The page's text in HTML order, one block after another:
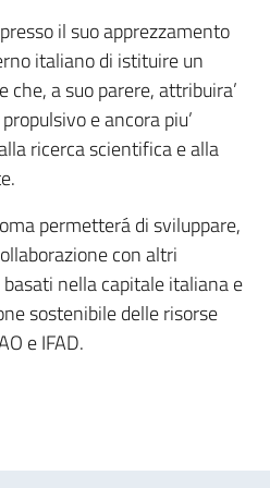
il suo apprezzamento
italiano di istituire un
che, a suo parere, attribuira’
e ancora piu’
ricerca scientifica e alla
permetterá di sviluppare,
con altri
nella capitale italiana e
sostenibile delle risorse
e IFAD.